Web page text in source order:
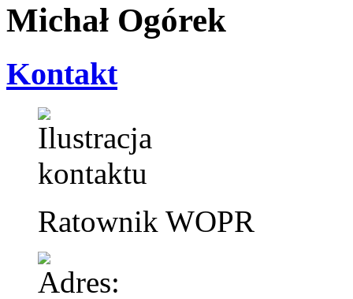
Michał Ogórek
Kontakt
Ratownik WOPR